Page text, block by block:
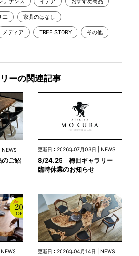
エ 家具のはなし
メディア TREE STORY その他
ーの関連記事
のご紹
更新日 : 2026年07月03日 | NEWS
8/24.25 梅田ギャラリー
臨時休業のお知らせ
更新日 : 2026年04月14日 | NEWS